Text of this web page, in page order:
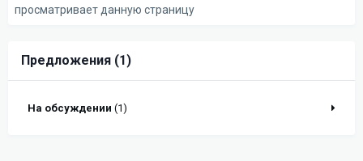
просматривает данную страницу
Предложения (1)
На обсуждении (1)